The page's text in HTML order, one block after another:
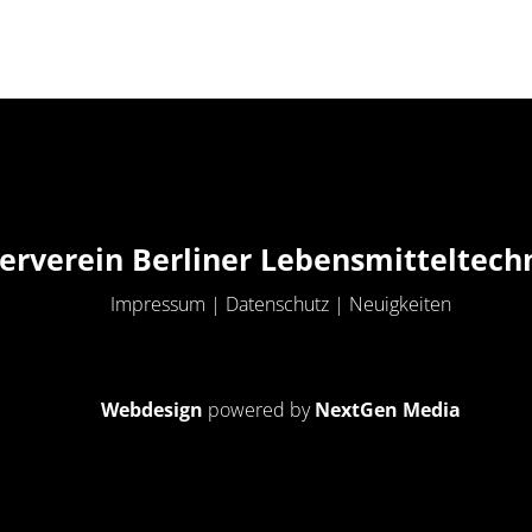
Berliner
Impressum | Datenschutz| Neuigkeiten
Webdesign powered byNextGen Media